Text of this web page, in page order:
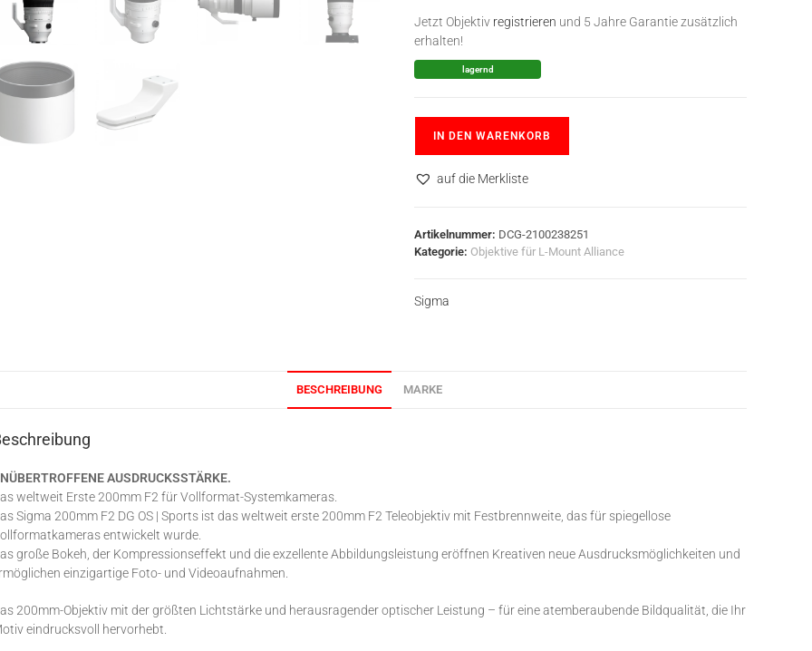
Jetzt Objektiv registrieren und 5 Jahre Garantie zusätzlich
erhalten!
lagernd
IN DEN WARENKORB
auf die Merkliste
Artikelnummer: DCG-2100238251
Kategorie: Objektive für L-Mount Alliance
Sigma
BESCHREIBUNG MARKE
AUSDRUCKSSTÄRKE.
weltweit Erste 200mm F2 für Vollformat-Systemkameras.
Sigma 200mm F2 DG OS | Sports ist das weltweit erste 200mm F2 Teleobjektiv mit Festbrennweite, das für spiegellose
entwickelt wurde.
große Bokeh, der Kompressionseffekt und die exzellente Abbildungsleistung eröffnen Kreativen neue Ausdrucksmöglichkeiten und
einzigartige Foto- und Videoaufnahmen.
200mm-Objektiv mit der größten Lichtstärke und herausragender optischer Leistung – für eine atemberaubende Bildqualität, die Ihr
eindrucksvoll hervorhebt.